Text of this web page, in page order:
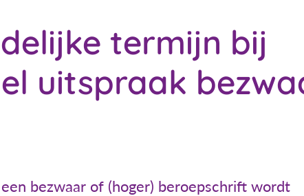
termijn bij
uitspraak
bezwaar of (hoger) beroepschrift wordt